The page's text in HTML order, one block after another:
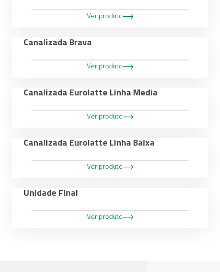
Ver produto
Canalizada Brava
Ver produto
Canalizada Eurolatte Linha Media
Ver produto
Canalizada Eurolatte Linha Baixa
Ver produto
Unidade Final
Ver produto